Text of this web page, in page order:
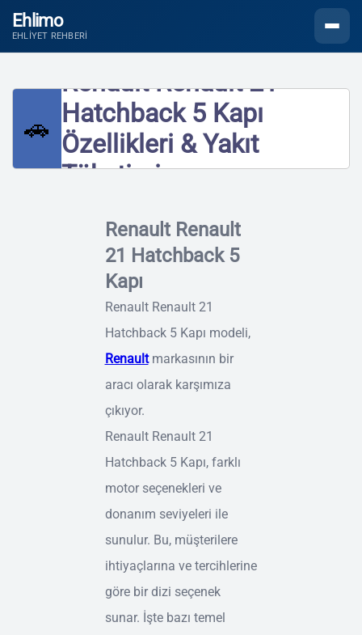
Ehlimo
EHLIYET REHBERI
🚗
Renault Renault 21
Hatchback 5 Kapı
Özellikleri & Yakıt
Tüketimi
Renault Renault
21 Hatchback 5
Kapı
Renault Renault 21
Hatchback 5 Kapı modeli,
Renaultmarkasının bir
aracı olarak karşımıza
çıkıyor.
Renault Renault 21
Hatchback 5 Kapı, farklı
motor seçenekleri ve
donanım seviyeleri ile
sunulur. Bu, müşterilere
ihtiyaçlarına ve tercihlerine
göre bir dizi seçenek
sunar. İşte bazı temel